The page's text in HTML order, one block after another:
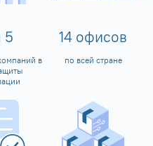
5
в
14 офисов
по всей стране